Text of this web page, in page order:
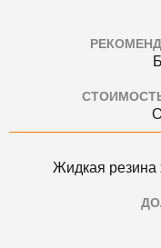
Жидкая резина